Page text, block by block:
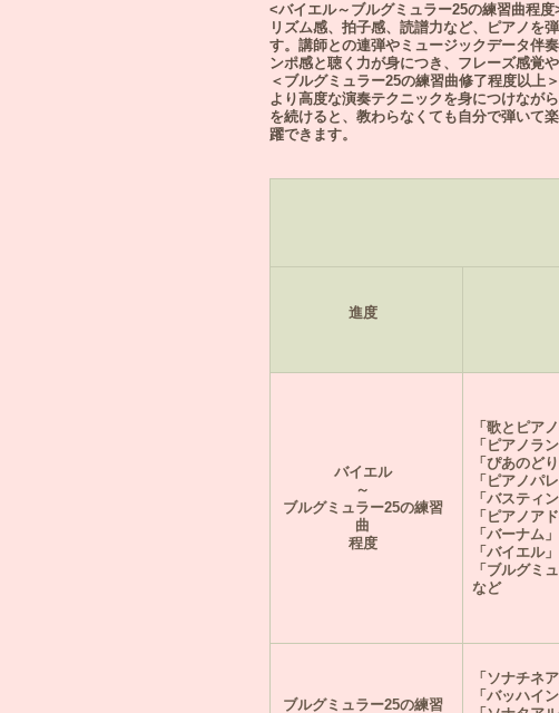
<バイエル～ブルグミュラー25の練習曲程度
リズム感、拍子感、読譜力など、ピアノを
す。講師との連弾やミュージックデータ伴
ンポ感と聴く力が身につき、フレーズ感覚
＜ブルグミュラー25の練習曲修了程度以上＞
より高度な演奏テクニックを身につけなが
を続けると、教わらなくても自分で弾いて
躍できます。
進度
バイエル
～
ブルグミュラー25の練習
曲
程度
「歌とピア
「ピアノラン
「ぴあのど
「ピアノパ
「バスティ
「ピアノア
「バーナム」
「バイエル」
「ブルグミ
など
ブルグミュラー25の練習
「ソナチネ
「バッハイ